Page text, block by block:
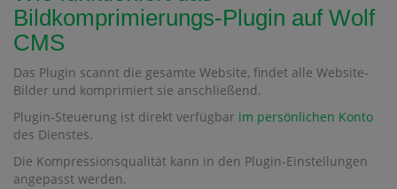
Bildkomprimierungs-Plugin auf Wolf
CMS
Das Plugin scannt die gesamte Website, findet alle Website-
Bilder und komprimiert sie anschließend.
Plugin-Steuerung ist direkt verfügbar im persönlichen Konto
des Dienstes.
Die Kompressionsqualität kann in den Plugin-Einstellungen
angepasst werden.